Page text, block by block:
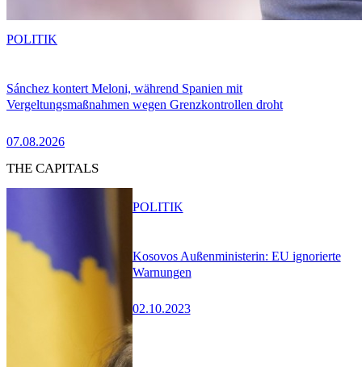
Sánchez kontert Meloni, während Spanien mit
Vergeltungsmaßnahmen wegen Grenzkontrollen droht
07.08.2026
POLITIK
THE CAPITALS
Kosovos Außenministerin: EU ignorierte
Warnungen
02.10.2023
POLITIK